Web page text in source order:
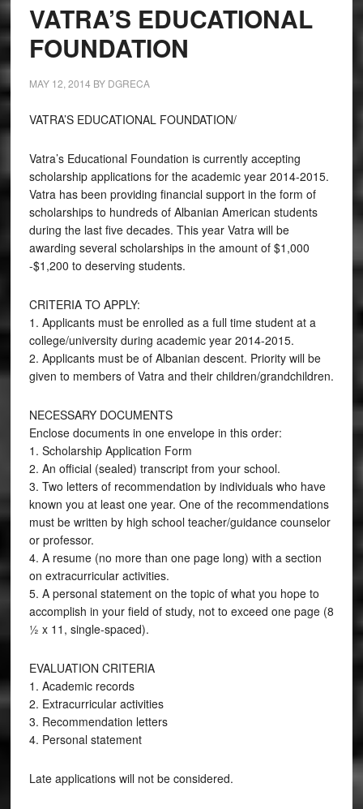
VATRA’S EDUCATIONAL
FOUNDATION
MAY 12, 2014 BY DGRECA
VATRA’S EDUCATIONAL FOUNDATION/
Vatra’s Educational Foundation is currently accepting
scholarship applications for the academic year 2014-2015.
Vatra has been providing financial support in the form of
scholarships to hundreds of Albanian American students
during the last five decades. This year Vatra will be
awarding several scholarships in the amount of $1,000
-$1,200 to deserving students.
CRITERIA TO APPLY:
1. Applicants must be enrolled as a full time student at a
college/university during academic year 2014-2015.
2. Applicants must be of Albanian descent. Priority will be
given to members of Vatra and their children/grandchildren.
NECESSARY DOCUMENTS
Enclose documents in one envelope in this order:
1. Scholarship Application Form
2. An official (sealed) transcript from your school.
3. Two letters of recommendation by individuals who have
known you at least one year. One of the recommendations
must be written by high school teacher/guidance counselor
or professor.
4. A resume (no more than one page long) with a section
on extracurricular activities.
5. A personal statement on the topic of what you hope to
accomplish in your field of study, not to exceed one page (8
½ x 11, single-spaced).
EVALUATION CRITERIA
1. Academic records
2. Extracurricular activities
3. Recommendation letters
4. Personal statement
Late applications will not be considered.